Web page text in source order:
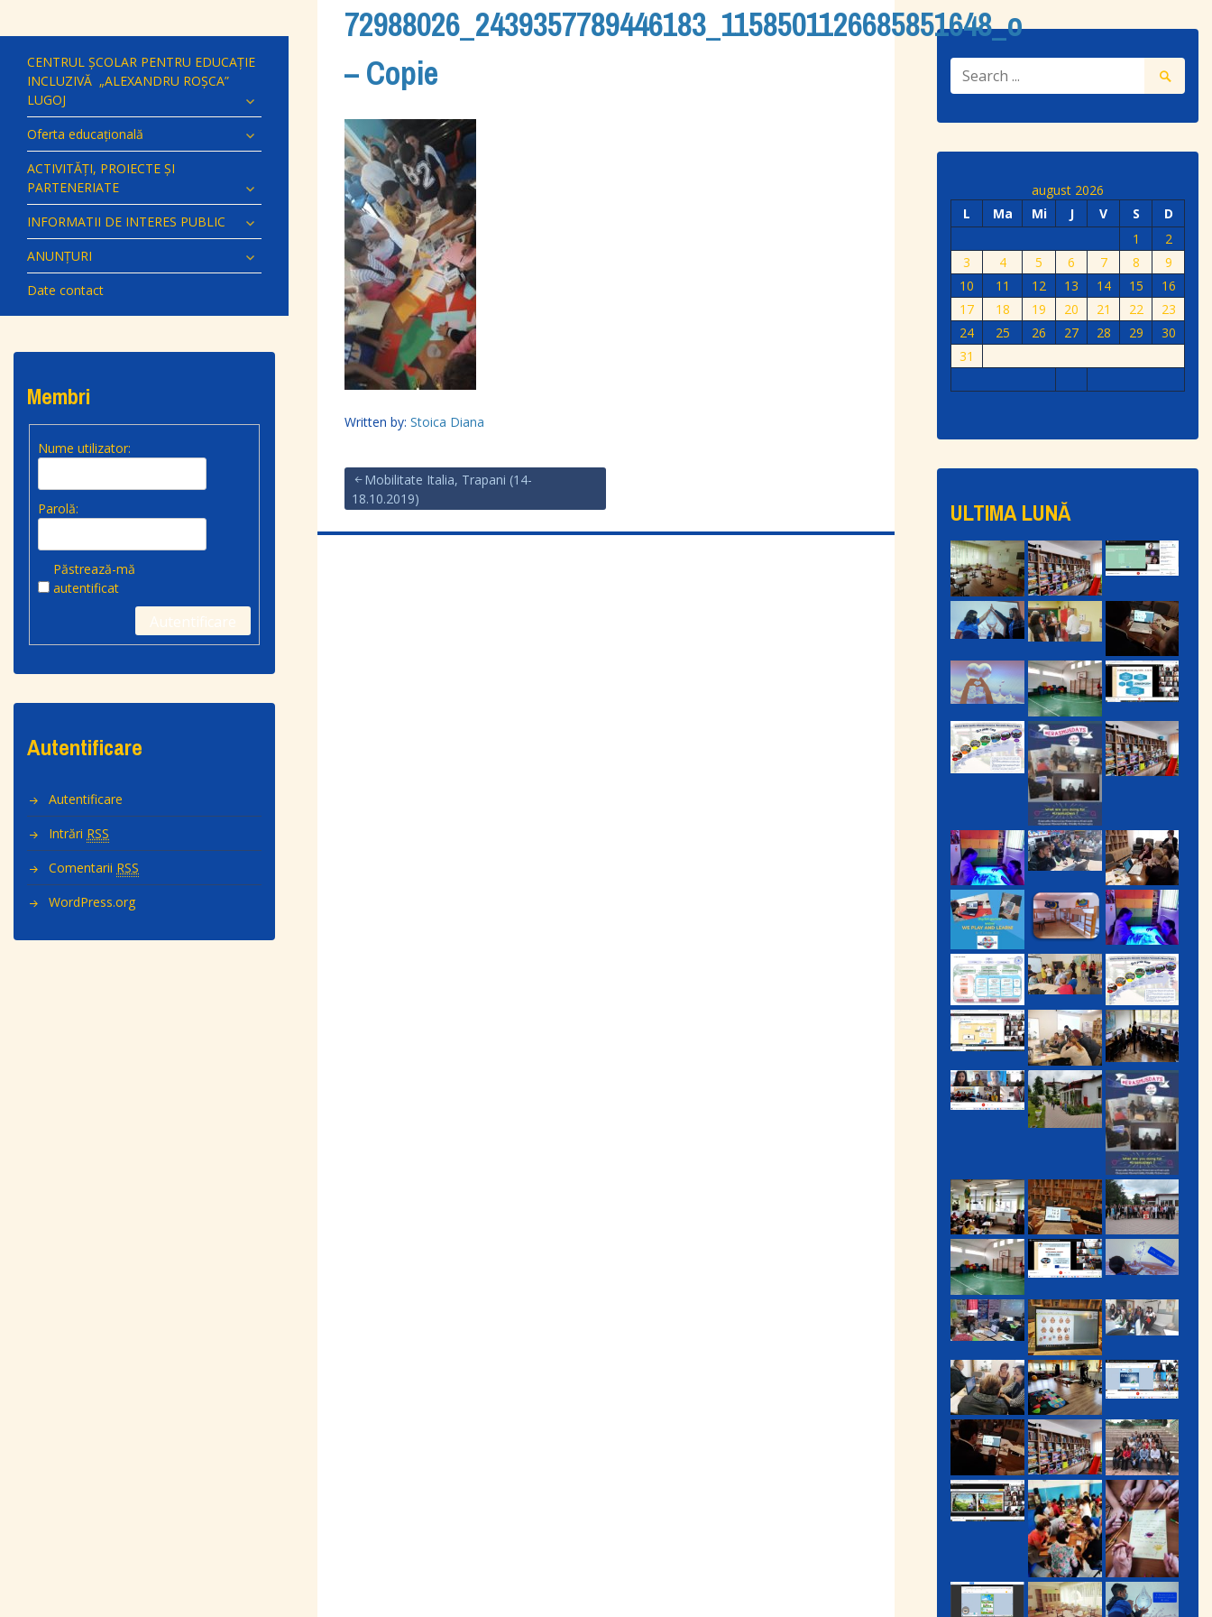
CENTRUL ȘCOLAR PENTRU EDUCAȚIE
INCLUZIVĂ „ALEXANDRU ROȘCA”
LUGOJ
Oferta educațională
ACTIVITĂȚI, PROIECTE ȘI
PARTENERIATE
INFORMATII DE INTERES PUBLIC
ANUNȚURI
Date contact
Membri
Nume utilizator:
Parolă:
Păstrează-mă
autentificat
Autentificare
Autentificare
Autentificare
Intrări RSS
Comentarii RSS
WordPress.org
72988026_2439357789446183_1158501126685851648_o
– Copie
Written by: Stoica Diana
Mobilitate Italia, Trapani (14-
18.10.2019)
august 2026
L
Ma Mi J V S
D
1
2
3
4 5 6 7 8
9
10
11 12 13 14 15
16
17
18 19 20 21 22
23
24
25 26 27 28 29
30
31
ULTIMA LUNĂ